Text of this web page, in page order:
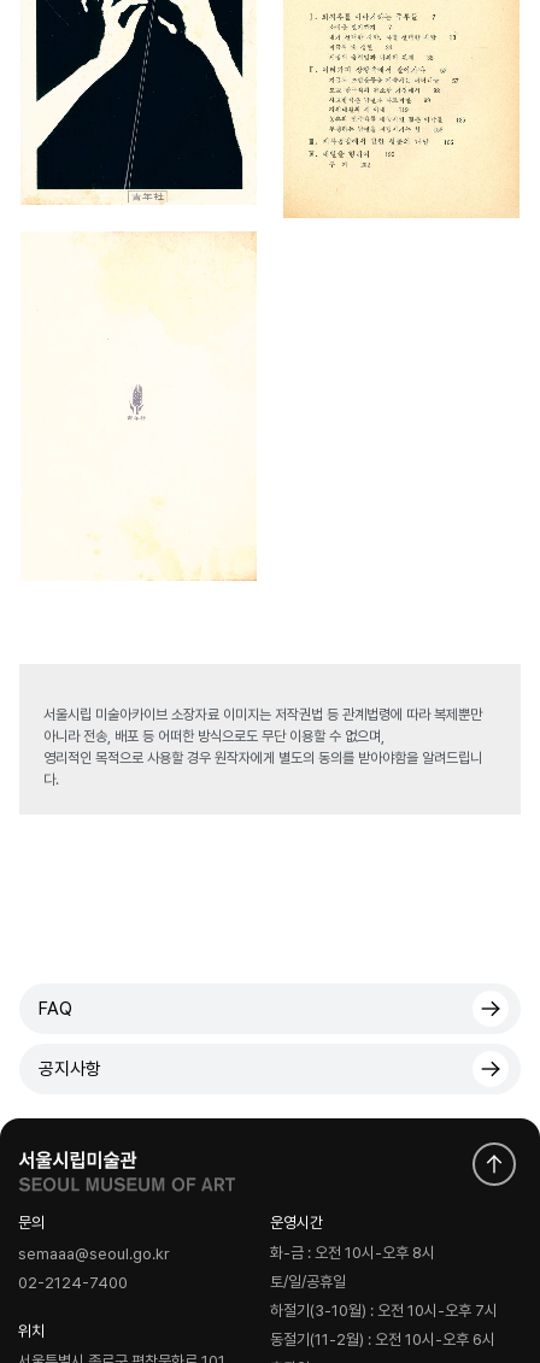
서울시립 미술아카이브 소장자료 이미지는 저작권법 등 관계법령에 따라 복제뿐만
아니라 전송, 배포 등 어떠한 방식으로도 무단 이용할 수 없으며,
영리적인 목적으로 사용할 경우 원작자에게 별도의 동의를 받아야함을 알려드립니
다.
FAQ
공지사항
문의
semaaa@seoul.go.kr
02-2124-7400
위치
운영시간
화-금 : 오전 10시-오후 8시
토/일/공휴일
하절기(3-10월) : 오전 10시-오후 7시
동절기(11-2월) : 오전 10시-오후 6시